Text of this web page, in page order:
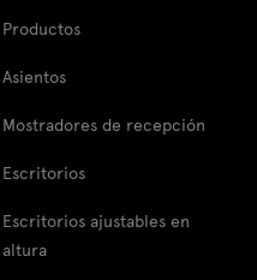
Productos
Asientos
Mostradores de recepción
Escritorios
Escritorios ajustables en
altura